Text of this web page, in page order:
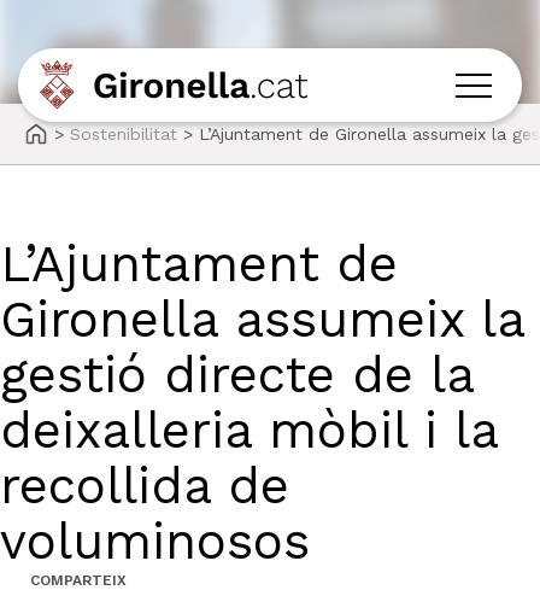
> Sostenibilitat > L’Ajuntament de Gironella assumeix la
L’Ajuntament de
Gironella assumeix la
gestió directe de la
deixalleria mòbil i la
recollida de
voluminosos
COMPARTEIX